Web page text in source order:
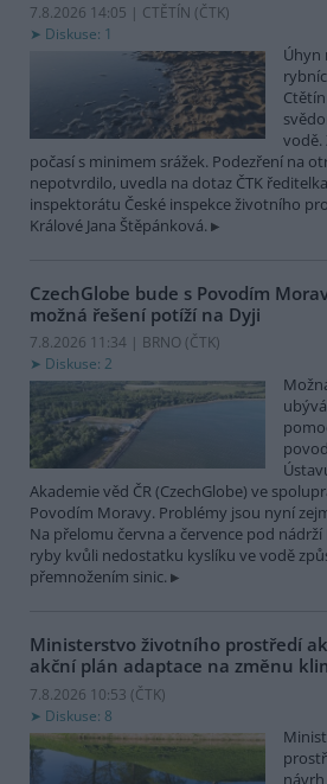
7.8.2026 14:05 | CTĚTÍN (ČTK)
Diskuse: 1
Úhyn
vodě.
počasí s minimem srážek. Podezření na
nepotvrdilo, uvedla na dotaz ČTK
inspektorátu České inspekce životního
Králové Jana Štěpánková.
CzechGlobe bude s Povodím
možná řešení potíží na Dyji
7.8.2026 11:34 | BRNO (ČTK)
Diskuse: 2
Akademie věd ČR (CzechGlobe) ve
Povodím Moravy. Problémy jsou nyní
Na přelomu června a července pod
ryby kvůli nedostatku kyslíku ve vodě
přemnožením sinic.
Ministerstvo životního prostředí
akční plán adaptace na změnu
7.8.2026 10:53 (ČTK)
Diskuse: 8